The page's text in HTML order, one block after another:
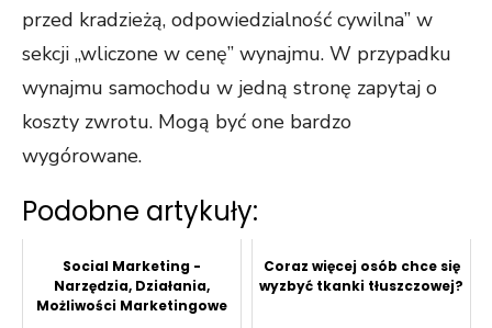
przed kradzieżą, odpowiedzialność cywilna” w
sekcji „wliczone w cenę” wynajmu. W przypadku
wynajmu samochodu w jedną stronę zapytaj o
koszty zwrotu. Mogą być one bardzo
wygórowane.
Podobne artykuły:
Social Marketing -
Narzędzia, Działania,
Możliwości Marketingowe
Coraz więcej osób chce się
wyzbyć tkanki tłuszczowej?